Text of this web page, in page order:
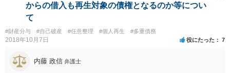
からの借入も再生対象の債権となるのか等につい
て
#財産分与 #自己破産 #任意整理 #個人再生 #多重債務
2018年10月7日 役にたった 7
内藤 政信 弁護士